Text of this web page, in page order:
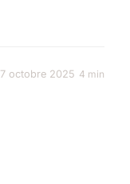
7 octobre 2025 4 min